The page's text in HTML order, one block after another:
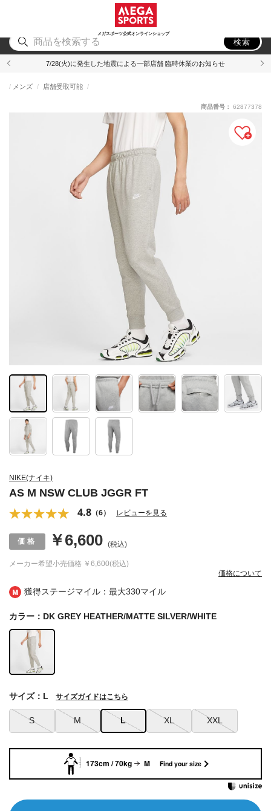
メガスポーツ公式オンラインショップ
アウトドア
検索
7/28(火)に発生した地震による一部店舗 臨時休業のお知らせ
獲得ステージマイル：最大330マイル
NIKE(ナイキ)
AS M NSW CLUB JGGR FT
4.8 （6） レビューを見る
メンズ 店舗受取可能
メーカー希望小売価格 ￥6,600(税込)
￥6,600 (税込)
価格について
商品番号： 62877378
カラー：DK GREY HEATHER/MATTE SILVER/WHITE
S M L XL XXL
サイズ：L サイズガイドはこちら
173cm / 70kg M Find your size